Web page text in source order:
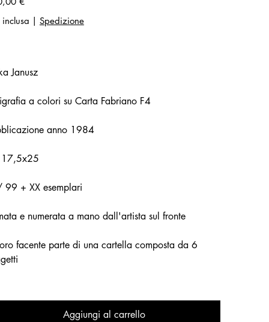
inclusa | Spedizione
Janusz
a colori su Carta Fabriano F4
anno 1984
17,5x25
99 + XX esemplari
e numerata a mano dall'artista sul fronte
facente parte di una cartella composta da 6
Aggiungi al carrello